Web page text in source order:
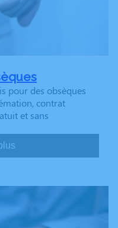
pour des obsèques
contrat
et sans